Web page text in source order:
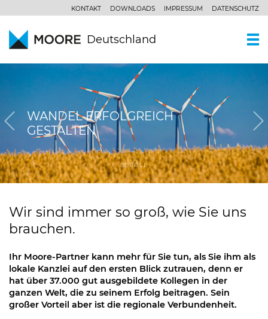
KONTAKT DOWNLOADS IMPRESSUM DATENSCHUTZ
Deutschland
SCROLL
WANDEL ERFOLGREICH
GESTALTEN
WER SIND WIR
Moore Global
Unsere Philosophie
WAS KÖNNEN WIR
Wirtschaftsprüfung
Steuerberatung
Unternehmensberatung
Spezialkenntnisse
PARTNER UND STANDORTE
AKTUELLES
KOMPETENZZENTREN
KARRIERE
Wir sind immer so groß, wie Sie uns
brauchen.
Ihr Moore-Partner kann mehr für Sie tun, als Sie ihm als
lokale Kanzlei auf den ersten Blick zutrauen, denn er
hat über 37.000 gut ausgebildete Kollegen in der
ganzen Welt, die zu seinem Erfolg beitragen. Sein
großer Vorteil aber ist die regionale Verbundenheit.